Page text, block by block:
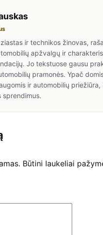
ir technikos žinovas,
apžvalgų ir
Jo tekstuose gausu
pramonės. Ypač
ir automobilių
sprendimus.
Būtini laukeliai